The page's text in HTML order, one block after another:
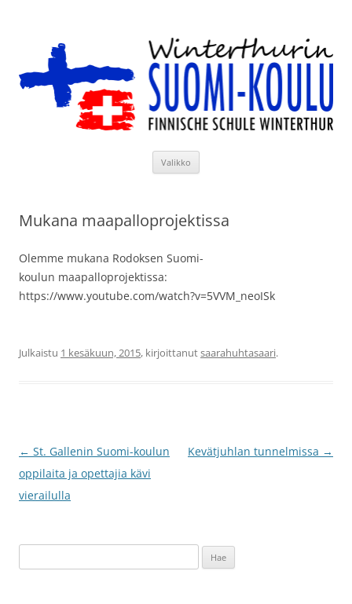
Valikko
Mukana maapalloprojektissa
Olemme mukana Rodoksen Suomi-
koulun maapalloprojektissa:
https://www.youtube.com/watch?v=5VVM_neoISk
Julkaistu 1 kesäkuun, 2015, kirjoittanutsaarahuhtasaari.
Artikkelien
selaus
← St. Gallenin Suomi-koulun
oppilaita ja opettajia kävi
vierailulla
Kevätjuhlan tunnelmissa →